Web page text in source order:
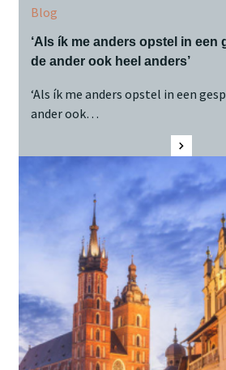
Blog
‘Als ík me anders opstel in een
de ander ook heel anders’
‘Als ík me anders opstel in een
ander ook…